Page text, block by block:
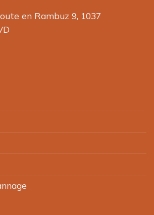
en Rambuz 9, 1037